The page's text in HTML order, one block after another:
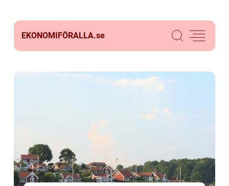
EKONOMIFÖRALLA.se